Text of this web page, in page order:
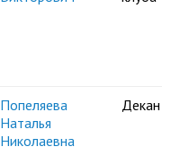
Попеляева
Наталья
Николаевна
Декан